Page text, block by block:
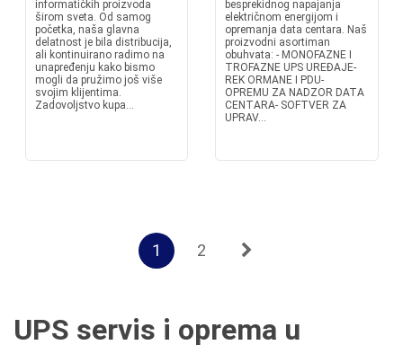
informatičkih proizvoda
širom sveta. Od samog
početka, naša glavna
delatnost je bila distribucija,
ali kontinuirano radimo na
unapređenju kako bismo
mogli da pružimo još više
svojim klijentima.
Zadovoljstvo kupa...
besprekidnog napajanja
električnom energijom i
opremanja data centara. Naš
proizvodni asortiman
obuhvata: - MONOFAZNE I
TROFAZNE UPS UREĐAJE-
REK ORMANE I PDU-
OPREMU ZA NADZOR DATA
CENTARA- SOFTVER ZA
UPRAV...
1 2
UPS servis i oprema u